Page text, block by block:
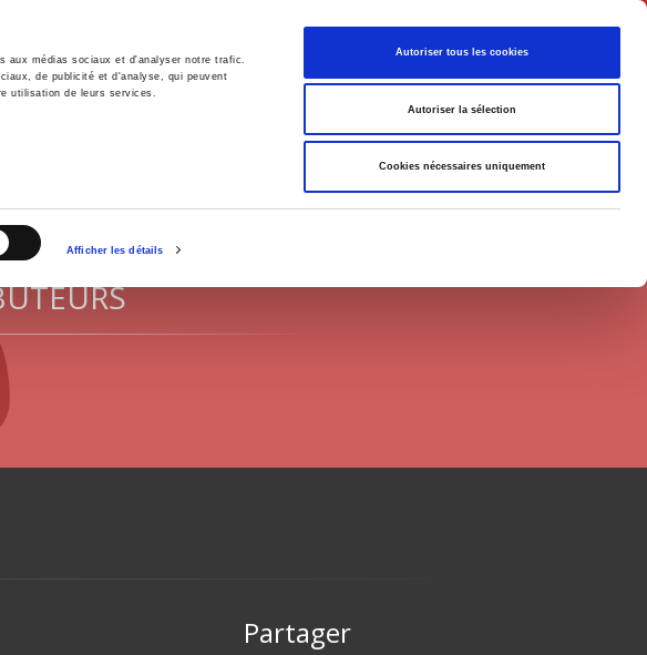
aux médias sociaux et d'analyser notre trafic.
de publicité et d'analyse, qui peuvent
utilisation de leurs services.
Afficher les détails
Autoriser tous les cookies
Autoriser la sélection
Cookies nécessaires uniquement
Français
International
Partager